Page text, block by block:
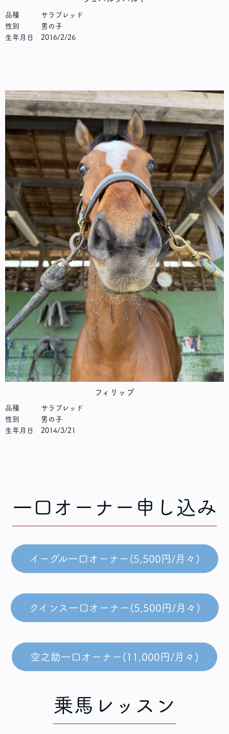
品種 サラブレッド
性別 男の子
生年月日 2016/2/26
フィリップ
品種 サラブレッド
性別 男の子
生年月日 2014/3/21
一口オーナー申し込み
イーグル一口オーナー(5,500円/月々)
クインス一口オーナー(5,500円/月々)
空之助一口オーナー(11,000円/月々)
乗馬レッスン